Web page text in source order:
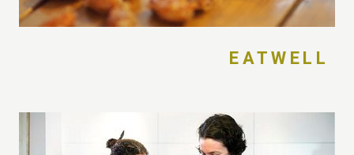
EATWELL